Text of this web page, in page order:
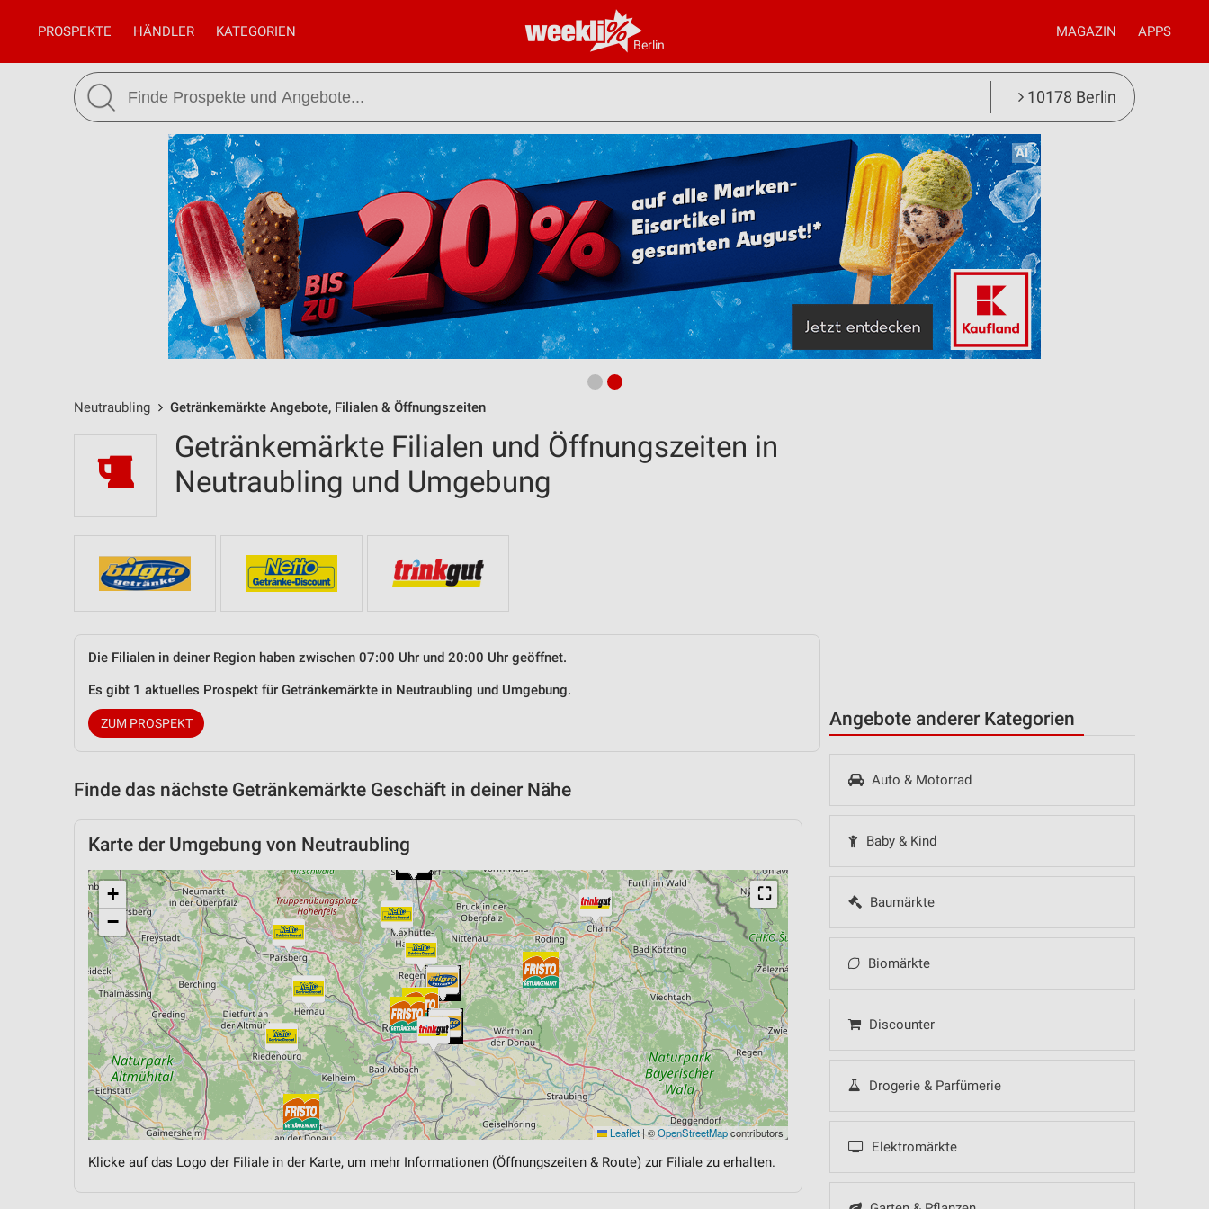
Berlin
PROSPEKTE HÄNDLER KATEGORIEN MAGAZIN APPS
10178 Berlin
Neutraubling Getränkemärkte Angebote, Filialen & Öffnungszeiten
Angebote anderer Kategorien
Auto & Motorrad
Baby & Kind
Baumärkte
Biomärkte
Discounter
Drogerie & Parfümerie
Elektromärkte
Getränkemärkte Filialen und Öffnungszeiten in
Neutraubling und Umgebung
Die Filialen in deiner Region haben zwischen 07:00 Uhr und 20:00 Uhr geöffnet.
Es gibt 1 aktuelles Prospekt für Getränkemärkte in Neutraubling und Umgebung.
ZUM PROSPEKT
Finde das nächste Getränkemärkte Geschäft in deiner Nähe
Karte der Umgebung von Neutraubling
⛶
+
−
Leaflet | ©OpenStreetMapcontributors
Klicke auf das Logo der Filiale in der Karte, um mehr Informationen (Öffnungszeiten & Route) zur Filiale zu erhalten.